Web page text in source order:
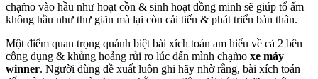
chạm̀o vào hầu như hoạt cồn & sinh hoạt đồng minh sẽ giúp tổ ấm
không hầu như thư giãn mà lại còn cải tiến & phát triển bản thân.
Một điểm quan trọng quánh biệt bài xích toán am hiểu về cả 2 bên
công dụng & khủng hoảng rủi ro lúc dấn mình chạm̀o xe máy
winner. Người dùng đề xuất luôn ghi hãy nhờ rằng, bài xích toán